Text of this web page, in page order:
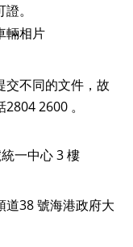
。
輛相片
交不同的文件，故
2600 。
一中心 3 樓
道38 號海港政府大